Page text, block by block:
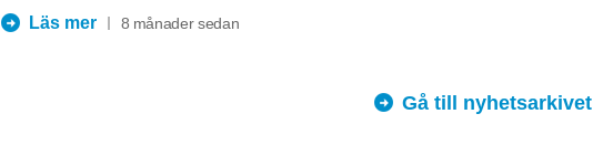
Läs mer 8 månader sedan
Gå till nyhetsarkivet